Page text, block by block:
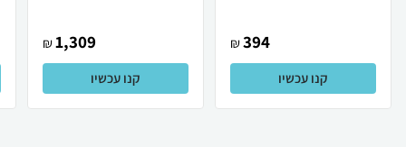
394
₪
קנו עכשיו
1,309
₪
קנו עכשיו